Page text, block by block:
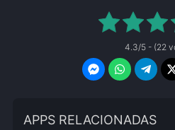
4.3/5 - (22
APPS RELACIONADAS